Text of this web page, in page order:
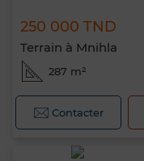
250 000 TND
Terrain à Mnihla
287 m²
Contacter